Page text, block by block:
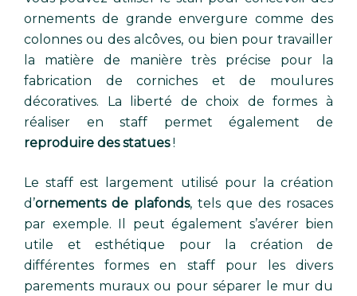
ornements de grande envergure comme des
colonnes ou des alcôves, ou bien pour travailler
la matière de manière très précise pour la
fabrication de corniches et de moulures
décoratives. La liberté de choix de formes à
réaliser en staff permet également de
reproduire des statues!
Le staff est largement utilisé pour la création
d’ornements de plafonds, tels que des rosaces
par exemple. Il peut également s’avérer bien
utile et esthétique pour la création de
différentes formes en staff pour les divers
parements muraux ou pour séparer le mur du